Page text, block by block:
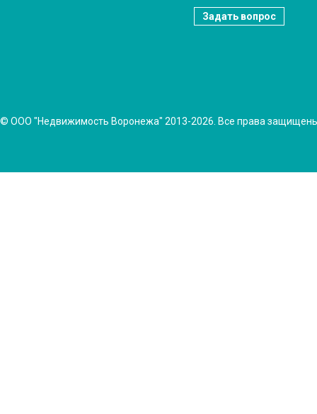
Задать вопрос
© ООО "Недвижимость Воронежа" 2013-2026. Все права